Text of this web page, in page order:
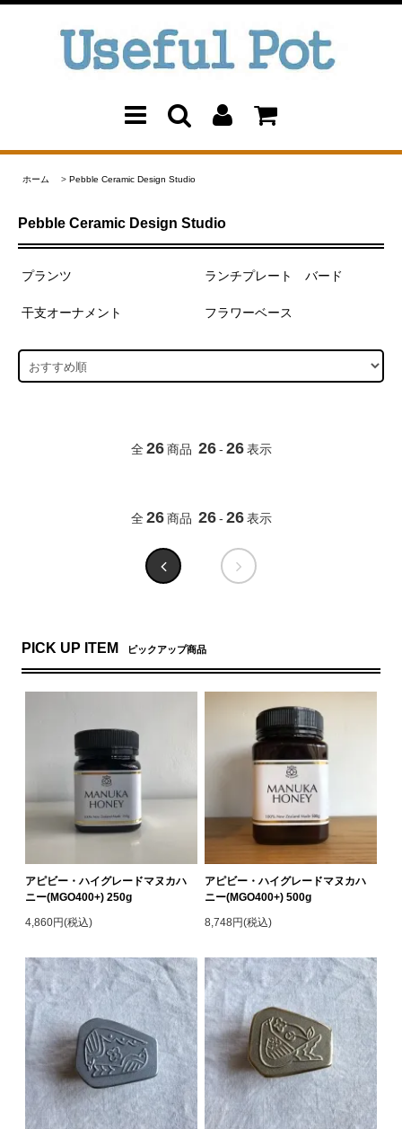
ホーム > Pebble Ceramic Design Studio
Pebble Ceramic Design Studio
プランツ ランチプレート バード
干支オーナメント フラワーベース
全 26 商品 26 - 26 表示
全 26 商品 26 - 26 表示
PICK UP ITEM ピックアップ商品
アピビー・ハイグレードマヌカハ
ニー(MGO400+) 250g
4,860円(税込)
アピビー・ハイグレードマヌカハ
ニー(MGO400+) 500g
8,748円(税込)